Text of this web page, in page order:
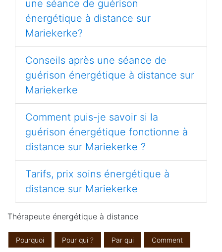
une séance de guérison
énergétique à distance sur
Mariekerke?
Conseils après une séance de
guérison énergétique à distance sur
Mariekerke
Comment puis-je savoir si la
guérison énergétique fonctionne à
distance sur Mariekerke ?
Tarifs, prix soins énergétique à
distance sur Mariekerke
Thérapeute énergétique à distance
Pourquoi Pour qui ? Par qui Comment